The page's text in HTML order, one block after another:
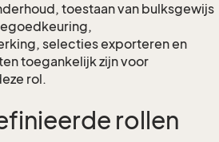
toestaan van bulksgewijs
selecties exporteren en
toegankelijk zijn voor
rol.
rollen